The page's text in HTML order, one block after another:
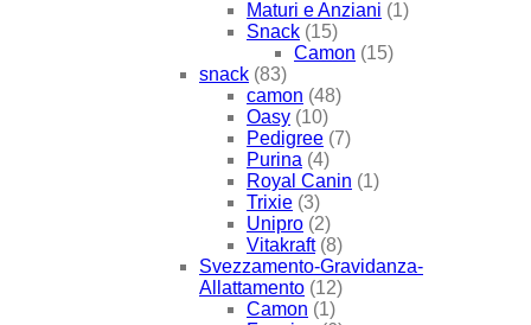
Maturi e Anziani (1)
Snack (15)
Camon (15)
snack (83)
camon (48)
Oasy (10)
Pedigree (7)
Purina (4)
Royal Canin (1)
Trixie (3)
Unipro (2)
Vitakraft (8)
Svezzamento-Gravidanza-
Allattamento (12)
Camon (1)